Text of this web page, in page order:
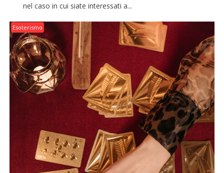
nel caso in cui siate interessati a...
Esoterismo